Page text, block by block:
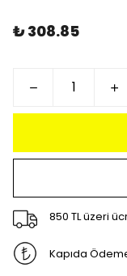
₺ 308.85
850 TL üzeri
Kapıda